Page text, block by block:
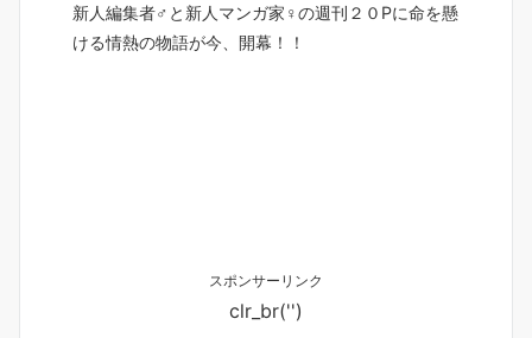
新人編集者♂と新人マンガ家♀の週刊２０Pに命を懸
ける情熱の物語が今、開幕！！
スポンサーリンク
clr_br('')